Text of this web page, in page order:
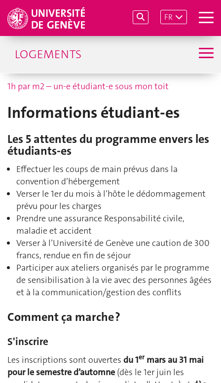
FR
LOGEMENTS
1h par m2 – un-e étudiant-e sous mon toit
Informations étudiant-es
Les 5 attentes du programme envers les
étudiants-es
Effectuer les coups de main prévus dans la
convention d’hébergement
Verser le 1er du mois à l’hôte le dédommagement
prévu pour les charges
Prendre une assurance Responsabilité civile,
maladie et accident
Verser à l’Université de Genève une caution de 300
francs, rendue en fin de séjour
Participer aux ateliers organisés par le programme
de sensibilisation à la vie avec des personnes âgées
et à la communication/gestion des conflits
Comment ça marche ?
S'inscrire
Les inscriptions sont ouvertes du 1er mars au 31 mai
pour le semestre d’automne (dès le 1er juin les